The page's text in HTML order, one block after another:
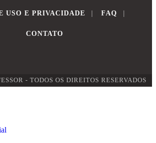
USO E PRIVACIDADE FAQ
CONTATO
- TODOS OS DIREITOS RESERVADOS